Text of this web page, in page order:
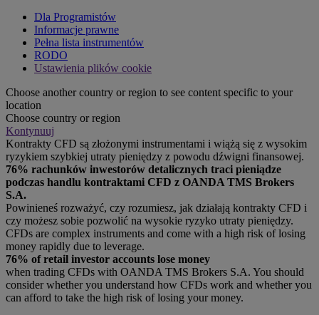
Dla Programistów
Informacje prawne
Pełna lista instrumentów
RODO
Ustawienia plików cookie
Choose another country or region to see content specific to your
location
Choose country or region
Kontynuuj
Kontrakty CFD są złożonymi instrumentami i wiążą się z wysokim
ryzykiem szybkiej utraty pieniędzy z powodu dźwigni finansowej.
76% rachunków inwestorów detalicznych traci pieniądze
podczas handlu kontraktami CFD z OANDA TMS Brokers
S.A.
Powinieneś rozważyć, czy rozumiesz, jak działają kontrakty CFD i
czy możesz sobie pozwolić na wysokie ryzyko utraty pieniędzy.
CFDs are complex instruments and come with a high risk of losing
money rapidly due to leverage.
76% of retail investor accounts lose money
when trading CFDs with OANDA TMS Brokers S.A. You should
consider whether you understand how CFDs work and whether you
can afford to take the high risk of losing your money.